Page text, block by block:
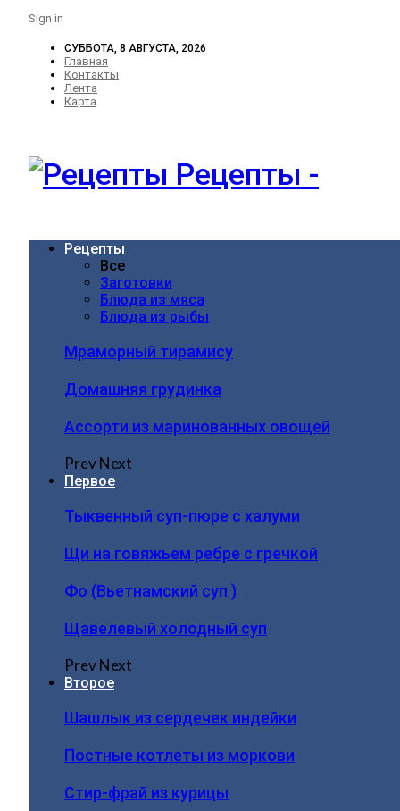
Sign in
СУББОТА, 8 АВГУСТА, 2026
Главная
Контакты
Лента
Карта
Рецепты -
Рецепты
Все
Заготовки
Блюда из мяса
Блюда из рыбы
Мраморный тирамису
Домашняя грудинка
Ассорти из маринованных овощей
PrevNext
Первое
Тыквенный суп-пюре с халуми
Щи на говяжьем ребре с гречкой
Фо (Вьетнамский суп )
Щавелевый холодный суп
PrevNext
Второе
Шашлык из сердечек индейки
Постные котлеты из моркови
Стир-фрай из курицы